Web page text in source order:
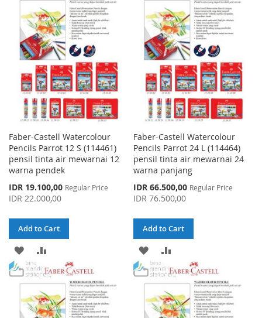
WISH
LIST
COMPARE
WISH
LIST
COMPARE
Faber-Castell Watercolour
Pencils Parrot 12 S (114461)
pensil tinta air mewarnai 12
warna pendek
Special
Price
IDR 19.100,00 Regular Price
IDR 22.000,00
Add to Cart
ADD
TO
WISH
LIST
TO
COMPARE
Faber-Castell Watercolour
Pencils Parrot 24 L (114464)
pensil tinta air mewarnai 24
warna panjang
Special
Price
IDR 66.500,00 Regular Price
IDR 76.500,00
Add to Cart
ADD
TO
WISH
LIST
TO
COMPARE